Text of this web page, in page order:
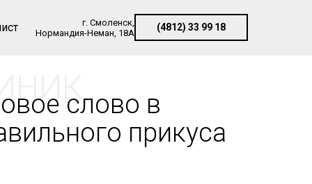
г. Смоленск,
Нормандия-Неман, 18А
(4812) 33 99 18
слово в
прикуса